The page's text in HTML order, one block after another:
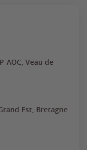
AOC, Veau de
Est, Bretagne